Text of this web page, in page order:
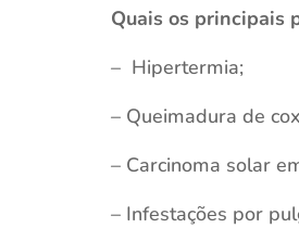
Quais os principais
– Hipertermia;
– Queimadura de
– Carcinoma solar
– Infestações por